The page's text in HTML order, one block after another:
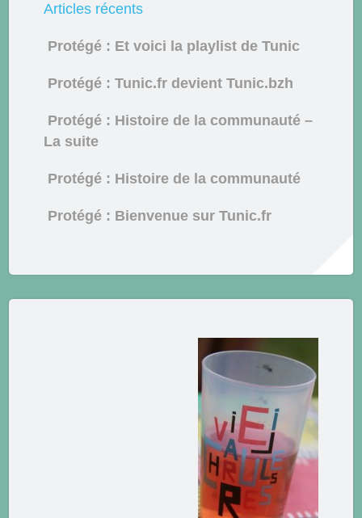
Articles récents
Protégé : Et voici la playlist de Tunic
Protégé : Tunic.fr devient Tunic.bzh
Protégé : Histoire de la communauté –
La suite
Protégé : Histoire de la communauté
Protégé : Bienvenue sur Tunic.fr